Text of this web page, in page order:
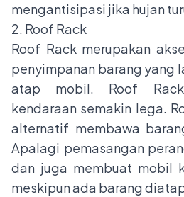
mengantisipasi jika hujan
2. Roof Rack
Roof Rack merupakan
penyimpanan barang yang
atap mobil. Roof
kendaraan semakin lega.
alternatif membawa
Apalagi pemasangan
dan juga membuat mobil
meskipun ada barang